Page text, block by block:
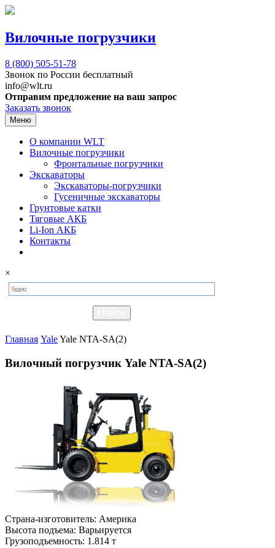
Вилочные погрузчики
8 (800) 505-51-78
Звонок по России бесплатный
info@wlt.ru
Отправим предложение на ваш запрос
Заказать звонок
Меню
О компании WLT
Вилочные погрузчики
Фронтальные погрузчики
Экскаваторы
Экскаваторы-погрузчики
Гусеничные экскаваторы
Грунтовые катки
Тяговые АКБ
Li-Ion АКБ
Контакты
×
Главная YaleYale NTA-SA(2)
Вилочный погрузчик Yale NTA-SA(2)
Страна-изготовитель: Америка
Высота подъема: Варьируется
Грузоподъемность: 1.814 т